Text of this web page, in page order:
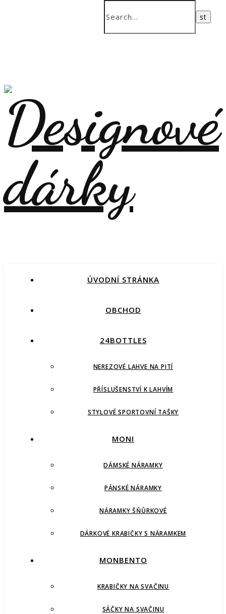
ÚVODNÍ STRÁNKA
OBCHOD
24BOTTLES
NEREZOVÉ LAHVE NA PITÍ
PŘÍSLUŠENSTVÍ K LAHVÍM
STYLOVÉ SPORTOVNÍ TAŠKY
MONI
DÁMSKÉ NÁRAMKY
PÁNSKÉ NÁRAMKY
NÁRAMKY ŠŇŮRKOVÉ
DÁRKOVÉ KRABIČKY S NÁRAMKEM
MONBENTO
KRABIČKY NA SVAČINU
SÁČKY NA SVAČINU